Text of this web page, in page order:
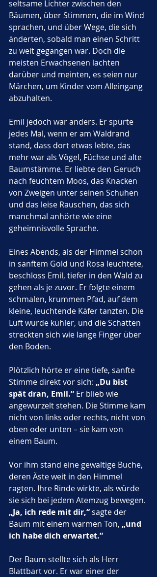
seltsame Lichter zwischen den
Bäumen, über Stimmen, die im Wind
sprachen, und über Wege, die sich
änderten, sobald man einen Schritt
zu weit gegangen war. Doch die
meisten Erwachsenen lachten
darüber und meinten, es seien nur
Märchen, um Kinder vom Alleingang
abzuhalten.
Emil jedoch war anders. Er spürte
jedes Mal, wenn er am Waldrand
stand, dass dort etwas lebte, das
mehr war als Vögel, Füchse und alte
Baumstämme. Er liebte den Geruch
nach feuchtem Moos, das Knacken
von Zweigen unter seinen Schuhen
und das leise Rauschen, das sich
manchmal anhörte wie eine
geheimnisvolle Sprache.
Eines Abends, als der Himmel schon
in sanftem Gold und Rosa leuchtete,
beschloss Emil, tiefer in den Wald zu
gehen als je zuvor. Er folgte einem
schmalen, krummen Pfad, auf dem
kleine, leuchtende Käfer tanzten. Die
Luft wurde kühler, und die Schatten
streckten sich wie lange Finger über
den Boden.
Plötzlich hörte er eine tiefe, sanfte
Stimme direkt vor sich: „Du bist
spät dran, Emil.“ Er blieb wie
angewurzelt stehen. Die Stimme kam
nicht von links oder rechts, nicht von
oben oder unten – sie kam von
einem Baum.
Vor ihm stand eine gewaltige Buche,
deren Äste weit in den Himmel
ragten. Ihre Rinde wirkte, als würde
sie sich bei jedem Atemzug bewegen.
„Ja, ich rede mit dir,“ sagte der
Baum mit einem warmen Ton, „und
ich habe dich erwartet.“
Der Baum stellte sich als Herr
Blattbart vor. Er war einer der